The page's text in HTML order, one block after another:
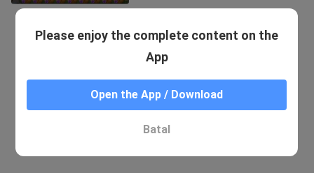
Please enjoy the complete content on the
App
Open the App / Download
Batal